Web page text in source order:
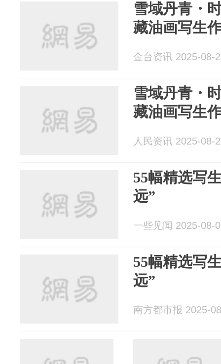
雪域丹青・
藏油画写生
金台资讯 2025-08-
雪域丹青・
藏油画写生
人民资讯 2025-08-
55幅精选写
远”
一些见闻 2025-08-
55幅精选写
远”
南方都市报 2025-